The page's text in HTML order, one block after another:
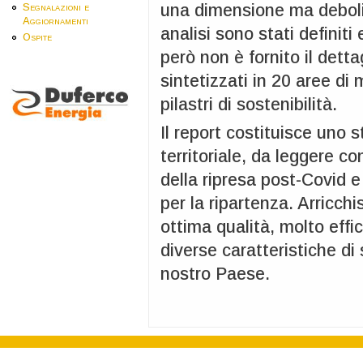
Segnalazioni e
Aggiornamenti
Ospite
una dimensione ma
analisi sono stati definiti
però non è fornito il
sintetizzati in 20 aree di
pilastri di sostenibilità.
Il report costituisce uno
territoriale, da leggere
della ripresa post-Covid
per la ripartenza.
ottima qualità, molto
diverse caratteristiche di
nostro Paese.